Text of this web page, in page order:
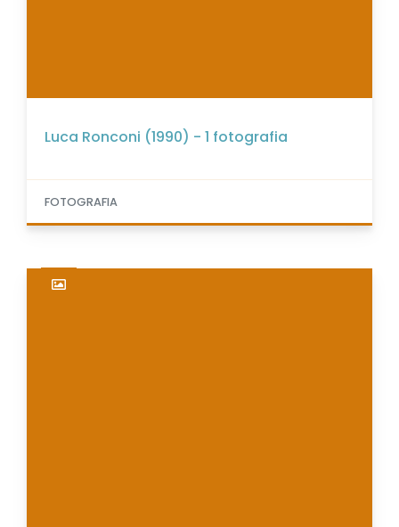
Luca Ronconi (1990) - 1 fotografia
FOTOGRAFIA